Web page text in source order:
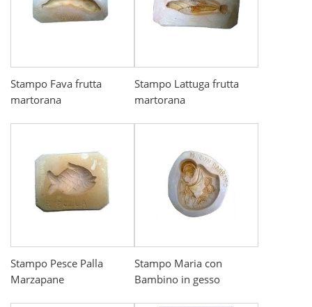
Stampo Fava frutta
martorana
Stampo Lattuga frutta
martorana
Stampo Pesce Palla
Marzapane
Stampo Maria con
Bambino in gesso